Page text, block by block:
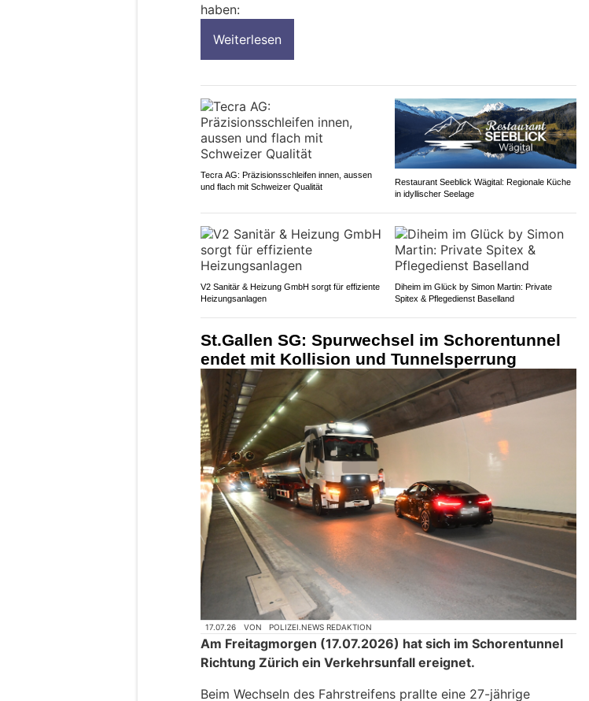
haben:
Weiterlesen
Tecra AG: Präzisionsschleifen innen, aussen
und flach mit Schweizer Qualität
Restaurant Seeblick Wägital: Regionale Küche
in idyllischer Seelage
V2 Sanitär & Heizung GmbH sorgt für effiziente
Heizungsanlagen
Diheim im Glück by Simon Martin: Private
Spitex & Pflegedienst Baselland
St.Gallen SG: Spurwechsel im Schorentunnel
endet mit Kollision und Tunnelsperrung
17.07.26 VON POLIZEI.NEWS REDAKTION
Am Freitagmorgen (17.07.2026) hat sich im Schorentunnel
Richtung Zürich ein Verkehrsunfall ereignet.
Beim Wechseln des Fahrstreifens prallte eine 27-jährige